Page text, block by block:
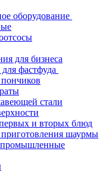
оборудование
для бизнеса
фастфуда
стали
и вторых блюд
приготовления шаурмы